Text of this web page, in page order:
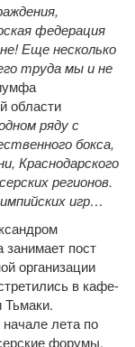
федерация
Еще несколько
труда мы и не
области
ряду с
бокса,
Краснодарского
регионов.
игр…
пост
организации
в кафе-
Тьмаки.
лета по
форумы,